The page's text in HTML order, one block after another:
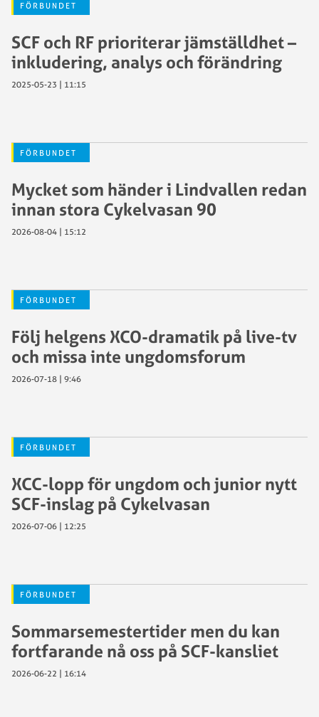
FÖRBUNDET
SCF och RF prioriterar jämställdhet –
inkludering, analys och förändring
2025-05-23 | 11:15
FÖRBUNDET
Mycket som händer i Lindvallen redan
innan stora Cykelvasan 90
2026-08-04 | 15:12
FÖRBUNDET
Följ helgens XCO-dramatik på live-tv
och missa inte ungdomsforum
2026-07-18 | 9:46
FÖRBUNDET
XCC-lopp för ungdom och junior nytt
SCF-inslag på Cykelvasan
2026-07-06 | 12:25
FÖRBUNDET
Sommarsemestertider men du kan
fortfarande nå oss på SCF-kansliet
2026-06-22 | 16:14